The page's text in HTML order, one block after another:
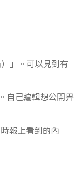
」。可以見到有
自己編輯想公開畀
報上看到的內